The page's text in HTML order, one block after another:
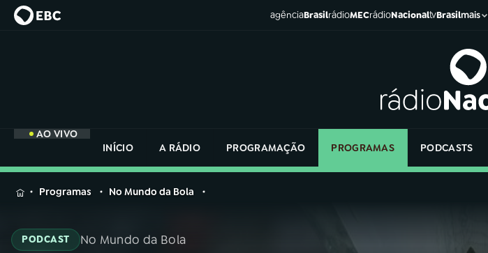
agênciaBrasilrádioMECrádioNacionaltvBrasilmais
AO VIVO
INÍCIO
A RÁDIO PROGRAMAÇÃO PROGRAMAS PODCASTS
MENU
na
Rádio
Programas No Mundo da Bola
PODCAST No Mundo da Bola